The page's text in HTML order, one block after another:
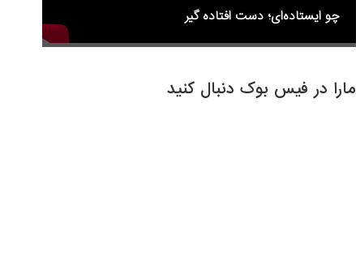
چو ایستاده‌ای؛ دست افتاده گیر
مارا در فیس بوک دنبال کنید